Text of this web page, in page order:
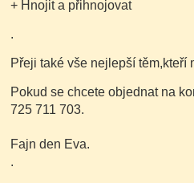
+ Hnojit a přihnojovat
.
Přeji také vše nejlepší
Pokud se chcete objednat na
725 711 703.
Fajn den Eva.
.